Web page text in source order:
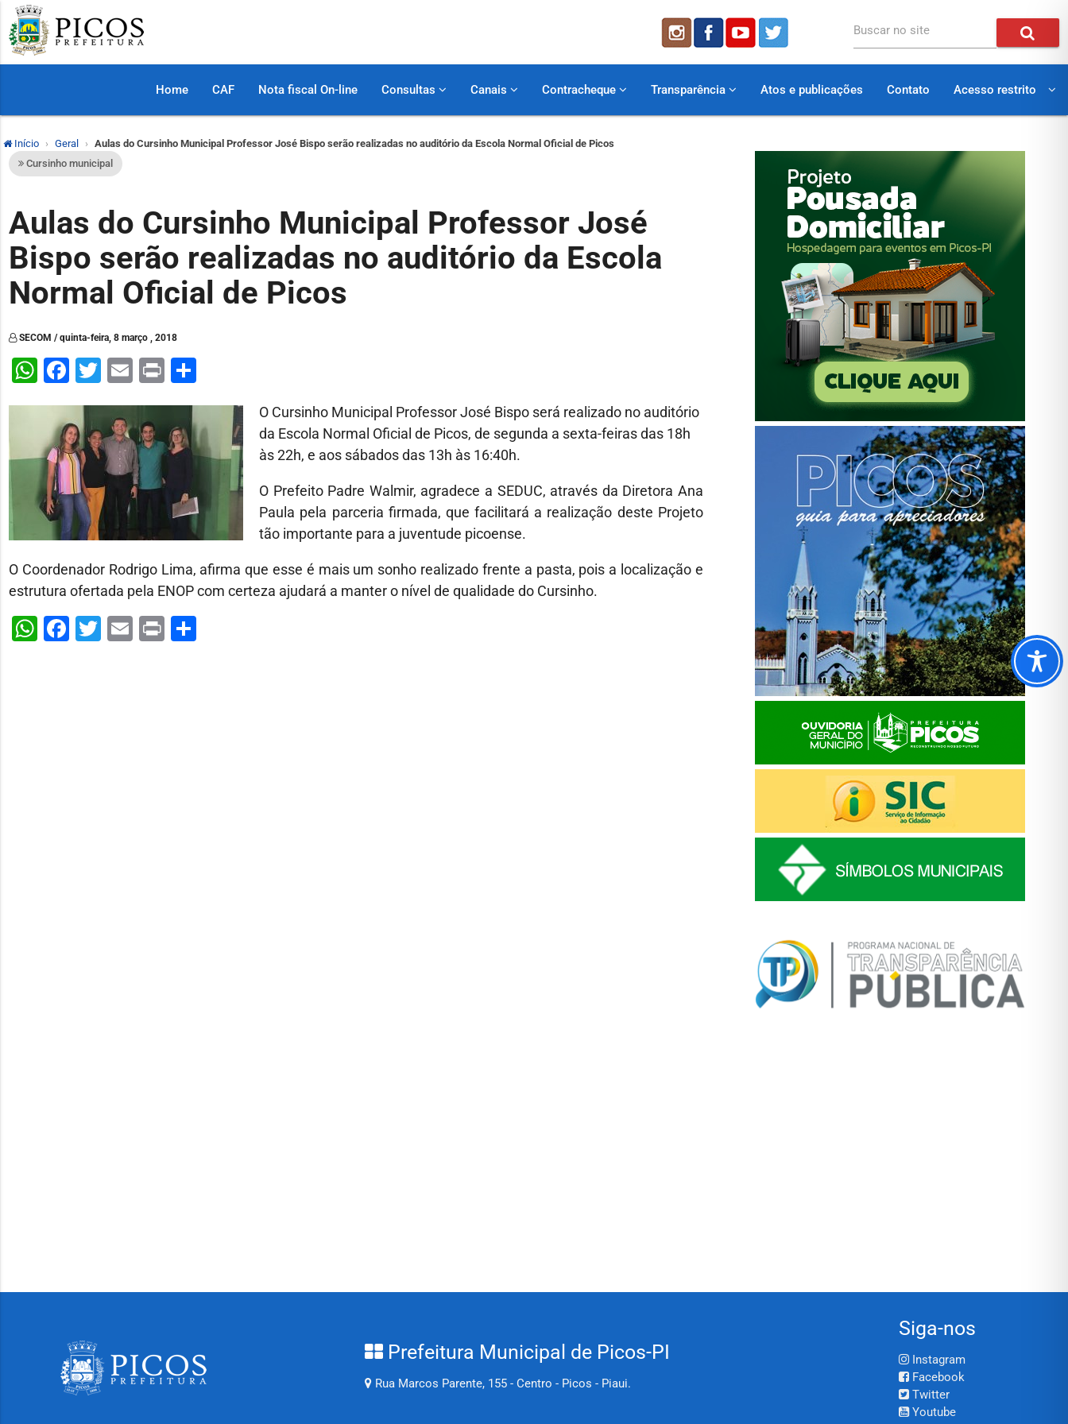
Buscar no site
Home CAF Nota fiscal On-line Consultas Canais Contracheque Transparência Atos e publicações Contato Acesso restrito
Início Geral
Aulas do Cursinho Municipal Professor José Bispo serão realizadas no auditório da Escola Normal Oficial de Picos
Cursinho municipal
Aulas do Cursinho Municipal Professor José
Bispo serão realizadas no auditório da Escola
Normal Oficial de Picos
SECOM / quinta-feira, 8 março , 2018
WhatsApp
Facebook
Twitter
Email
Print
O Cursinho Municipal Professor José Bispo será realizado no auditório
da Escola Normal Oficial de Picos, de segunda a sexta-feiras das 18h
às 22h, e aos sábados das 13h às 16:40h.
O Prefeito Padre Walmir, agradece a SEDUC, através da Diretora Ana
Paula pela parceria firmada, que facilitará a realização deste Projeto
tão importante para a juventude picoense.
O Coordenador Rodrigo Lima, afirma que esse é mais um sonho realizado frente a pasta, pois a localização e
estrutura ofertada pela ENOP com certeza ajudará a manter o nível de qualidade do Cursinho.
WhatsApp
Facebook
Twitter
Email
Print
Prefeitura Municipal de Picos-PI
Rua Marcos Parente, 155 - Centro - Picos - Piaui.
Siga-nos
Instagram
Facebook
Twitter
Youtube